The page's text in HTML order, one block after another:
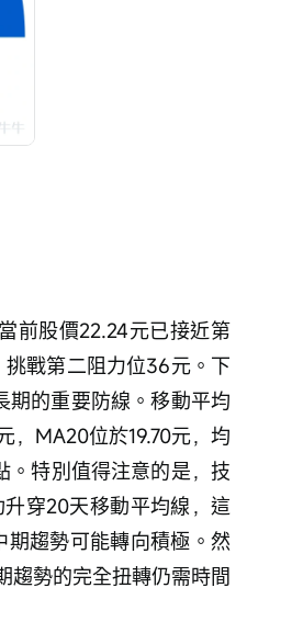
戰第二阻力位36元。下
期的重要防線。移動平均
，MA20位於19.70元，均
特別值得注意的是，技
穿20天移動平均線，這
趨勢可能轉向積極。然
趨勢的完全扭轉仍需時間